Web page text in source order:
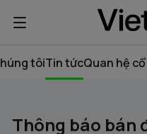
tôiTin tứcQuan hệ
Thông báo bán